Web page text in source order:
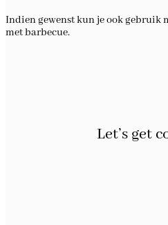
Indien gewenst kun je ook gebruik
met barbecue.
Let’s get